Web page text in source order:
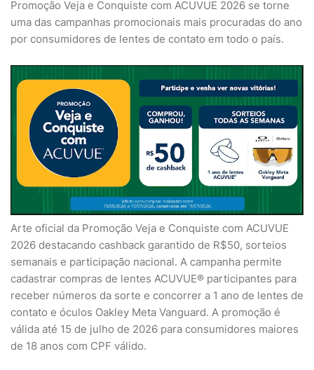
Promoção Veja e Conquiste com ACUVUE 2026 se torne
uma das campanhas promocionais mais procuradas do ano
por consumidores de lentes de contato em todo o país.
Arte oficial da Promoção Veja e Conquiste com ACUVUE
2026 destacando cashback garantido de R$50, sorteios
semanais e participação nacional. A campanha permite
cadastrar compras de lentes ACUVUE® participantes para
receber números da sorte e concorrer a 1 ano de lentes de
contato e óculos Oakley Meta Vanguard. A promoção é
válida até 15 de julho de 2026 para consumidores maiores
de 18 anos com CPF válido.